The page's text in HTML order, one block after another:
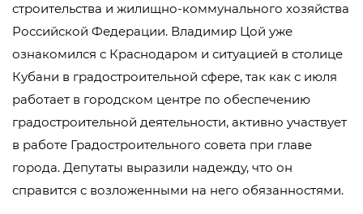
строительства и жилищно-коммунального хозяйства
Российской Федерации. Владимир Цой уже
ознакомился с Краснодаром и ситуацией в столице
Кубани в градостроительной сфере, так как с июля
работает в городском центре по обеспечению
градостроительной деятельности, активно участвует
в работе Градостроительного совета при главе
города. Депутаты выразили надежду, что он
справится с возложенными на него обязанностями.